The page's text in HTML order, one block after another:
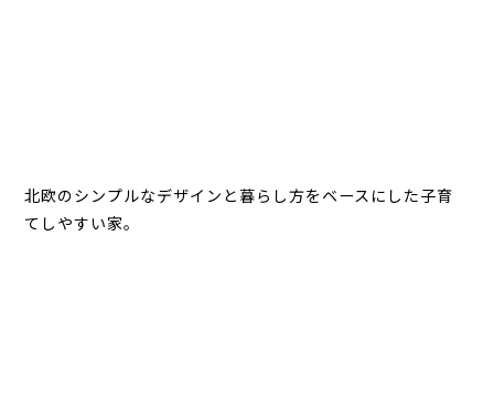
北欧のシンプルなデザインと暮らし方をベースにした子育
てしやすい家。